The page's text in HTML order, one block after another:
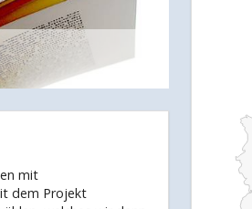
mit
dem Projekt